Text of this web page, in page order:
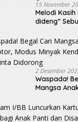
Tionghoa Medan,
Budaya Tidak
Pagar
15 November
Melodi Kasih
dideng”
2 Desember
Waspada!
Mangsa
Kendaraan
Minta